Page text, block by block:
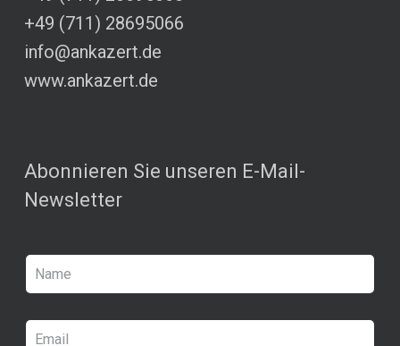
+49 (711) 28695066
info@ankazert.de
www.ankazert.de
Abonnieren Sie unseren E-Mail-
Newsletter
N
m
E